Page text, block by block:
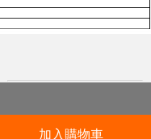
加入購物車